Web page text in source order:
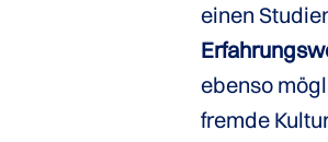
einen
ebenso
fremde